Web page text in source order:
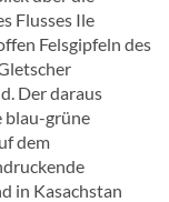
Flusses Ile
Felsgipfeln des
Der daraus
blau-grüne
dem
in Kasachstan